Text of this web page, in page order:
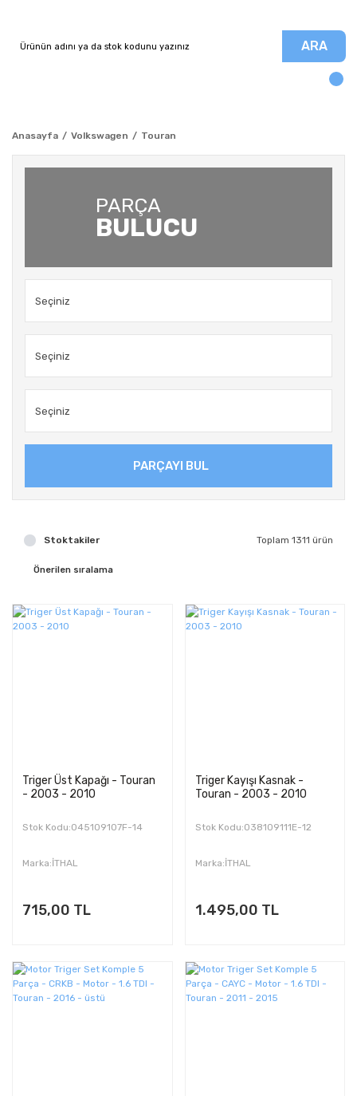
ARA
Anasayfa Volkswagen Touran
PARÇA
BULUCU
PARÇAYI BUL
Stoktakiler Toplam 1311 ürün
Triger Üst Kapağı - Touran
- 2003 - 2010
Stok Kodu:045109107F-14
Marka:İTHAL
715,00 TL
Triger Kayışı Kasnak -
Touran - 2003 - 2010
Stok Kodu:038109111E-12
Marka:İTHAL
1.495,00 TL